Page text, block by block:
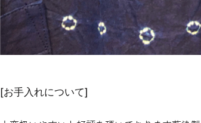
[お手入れについて]